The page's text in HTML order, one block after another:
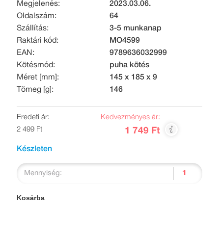
Megjelenés:
2023.03.06.
Oldalszám:
64
Szállítás:
3-5 munkanap
Raktári kód:
MO4599
EAN:
9789636032999
Kötésmód:
puha kötés
Méret [mm]:
145 x 185 x 9
Tömeg [g]:
146
Eredeti ár:
2 499 Ft
Kedvezményes ár:
1 749 Ft
Készleten
Mennyiség:
Kosárba